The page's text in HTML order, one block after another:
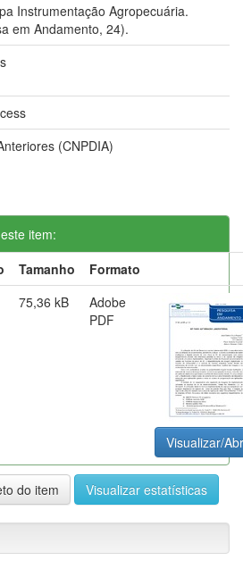
Instrumentação Agropecuária.
em Andamento, 24).
(CNPDIA)
item:
Tamanho
Formato
75,36 kB
Adobe
PDF
Visualizar/
do item Visualizar estatísticas